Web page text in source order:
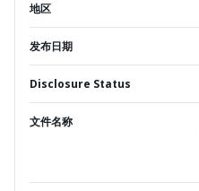
地区
发布日期
Disclosure Status
文件名称